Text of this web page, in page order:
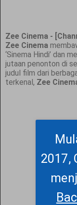
2017,
Zee Cinema -
Zee Cinema
‘Sinema Hindi’ dan
jutaan penonton di
judul film dari
terkenal, Zee